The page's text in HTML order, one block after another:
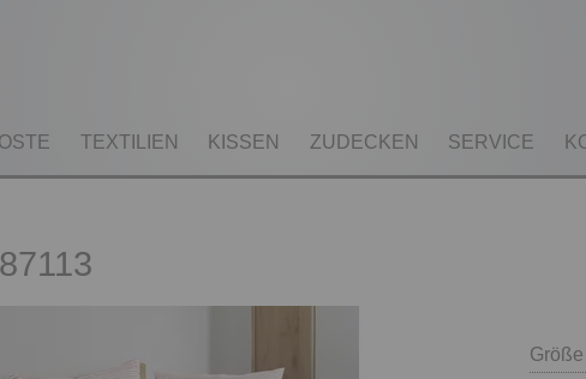
TEXTILIEN KISSEN ZUDECKEN SERVICE
Größe